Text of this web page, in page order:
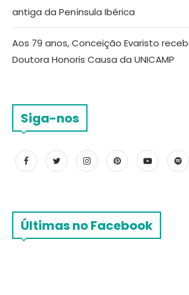
antiga da Península Ibérica
Aos 79 anos, Conceição Evaristo
Doutora Honoris Causa da UNICAMP
Siga-nos
Últimas no Facebook